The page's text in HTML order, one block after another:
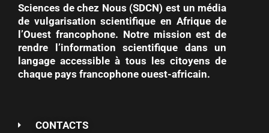
Sciences de chez Nous (SDCN) est un média
de vulgarisation scientifique en Afrique de
l’Ouest francophone. Notre mission est de
rendre l’information scientifique dans un
langage accessible à tous les citoyens de
chaque pays francophone ouest-africain.
CONTACTS